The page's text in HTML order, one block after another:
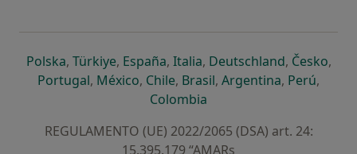
Polskaabre num novo separador
, Türkiyeabre num novo separador
, Españaabre num novo separador
, Italiaabre num novo
, Deutschlandabre num
, Česko,
Portugalabre num novo separador
, Méxicoabre num novo separador
, Chileabre num novo separador
, Brasilabre num novo
, Argentinaabre num
, Perúabre
,
Colombia
REGULAMENTO (UE) 2022/2065 (DSA) art. 24:
15.395.179 “AMARs